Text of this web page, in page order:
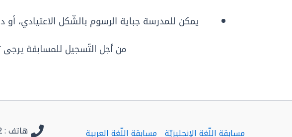
يمكن للمدرسة جباية الرسوم بالشكل الاعتيادي، أو
من أجل التّسجيل للمسابقة
مسابقة اللّغة الإنجليزيّة مسابقة اللّغة العربية
هاتف : 0097246319262